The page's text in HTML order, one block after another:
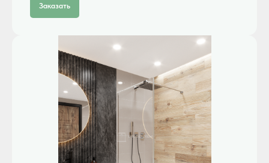
Заказать